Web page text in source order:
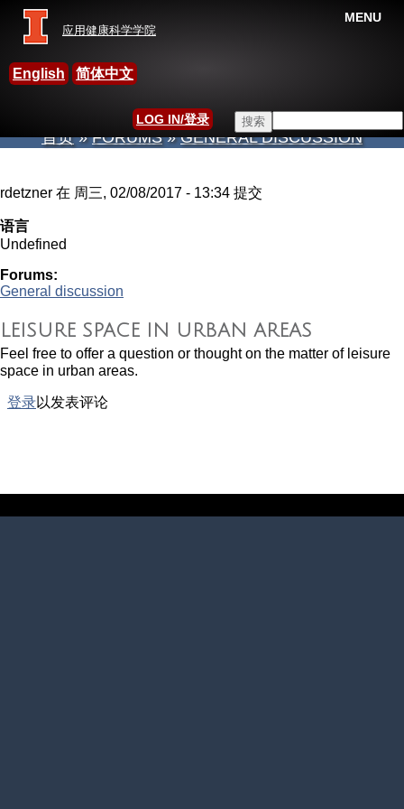
MENU
应用健康科学学院
English 简体中文
搜索表单
Search this site
LOG IN/登录
中国休闲研究国际学会
首页»FORUMS»GENERAL DISCUSSION
rdetzner 在 周三, 02/08/2017 - 13:34 提交
语言
Undefined
Forums:
General discussion
LEISURE SPACE IN URBAN AREAS
Feel free to offer a question or thought on the matter of leisure
space in urban areas.
登录以发表评论